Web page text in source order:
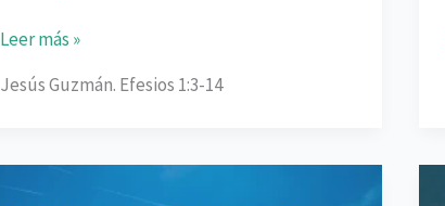
Nuestra
en
Leer más »
Jesús Guzmán. Efesios 1:3-14